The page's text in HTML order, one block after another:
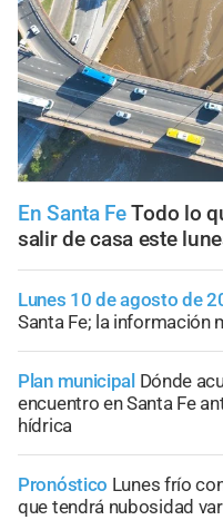
En Santa FeTodo lo
salir de casa este
Lunes 10 de agosto de
Santa Fe; la información
Plan municipal Dónde
encuentro en Santa Fe
hídrica
Pronóstico Lunes frío
que tendrá nubosidad